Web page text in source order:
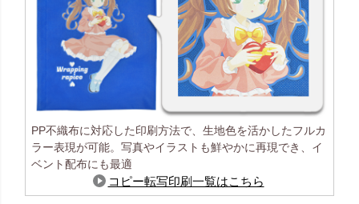
PP不織布に対応した印刷方法で、生地色を活かしたフルカ
ラー表現が可能。写真やイラストも鮮やかに再現でき、イ
ベント配布にも最適
コピー転写印刷一覧はこちら